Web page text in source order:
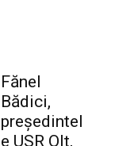
Fănel
Bădici,
preşedintel
e USR Olt,